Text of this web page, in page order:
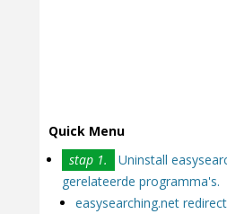
Quick Menu
stap 1.
Uninstall
gerelateerde programma's.
easysearching.net